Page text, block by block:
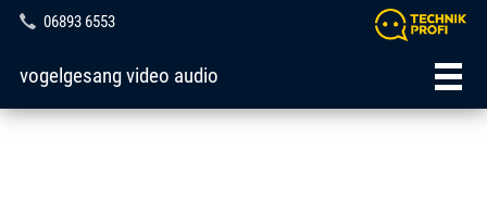
06893 6553
vogelgesang video audio